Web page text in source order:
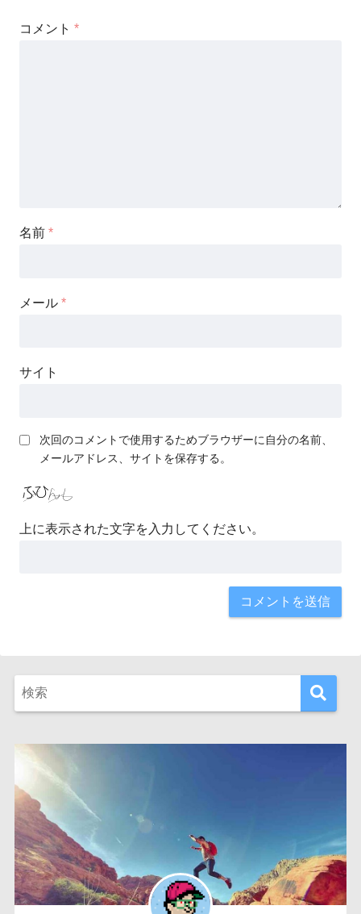
コメント *
名前 *
メール *
サイト
次回のコメントで使用するためブラウザーに自分の名前、
メールアドレス、サイトを保存する。
上に表示された文字を入力してください。